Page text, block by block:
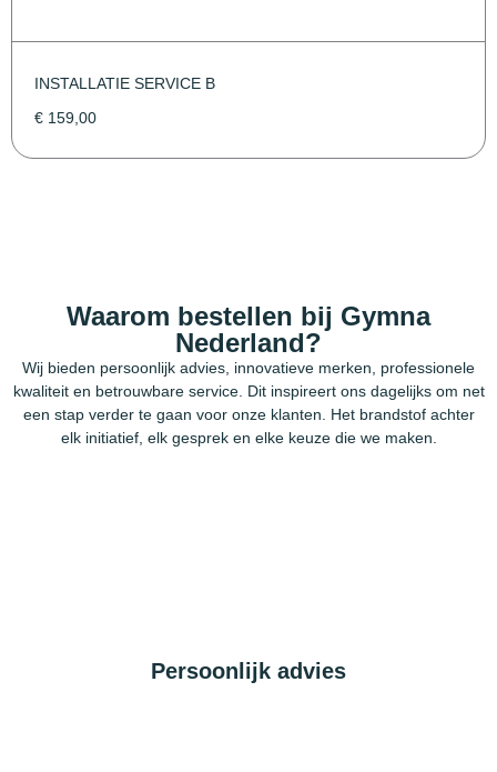
INSTALLATIE SERVICE B
€ 159,00
Waarom bestellen bij Gymna
Nederland?
Wij bieden persoonlijk advies, innovatieve merken, professionele
kwaliteit en betrouwbare service. Dit inspireert ons dagelijks om net
een stap verder te gaan voor onze klanten. Het brandstof achter
elk initiatief, elk gesprek en elke keuze die we maken.
Persoonlijk advies